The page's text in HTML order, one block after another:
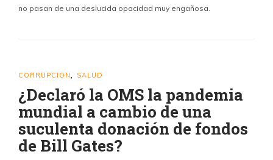
no pasan de una deslucida opacidad muy engañosa.
CORRUPCION SALUD
¿Declaró la OMS la pandemia
mundial a cambio de una
suculenta donación de fondos
de Bill Gates?